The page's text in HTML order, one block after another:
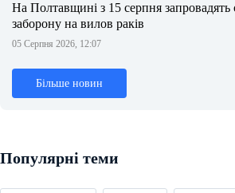
На Полтавщині з 15 серпня запровадять
заборону на вилов раків
05 Серпня 2026, 12:07
Більше новин
Популярні теми